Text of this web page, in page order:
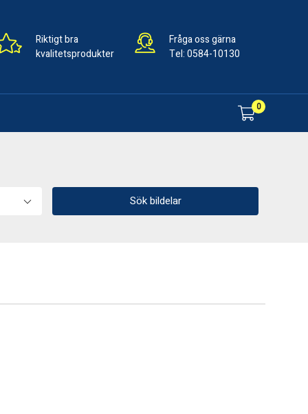
Riktigt bra
kvalitetsprodukter
Fråga oss gärna
Tel:0584-10130
0
Sök bildelar